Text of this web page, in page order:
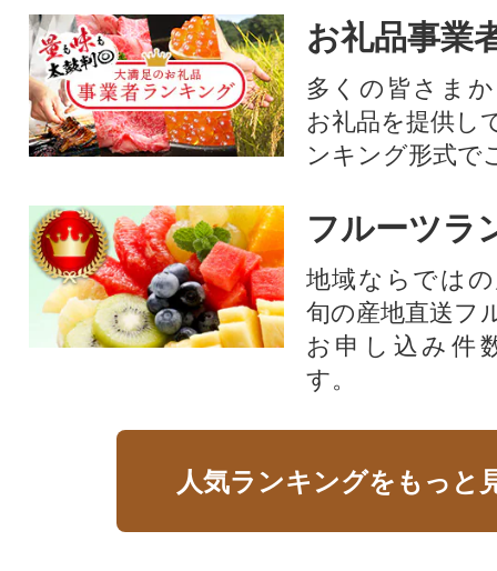
お礼品事業
多くの皆さま
お礼品を提供し
ンキング形式で
フルーツラ
地域ならでは
旬の産地直送フ
お申し込み件
す。
人気ランキングをもっと